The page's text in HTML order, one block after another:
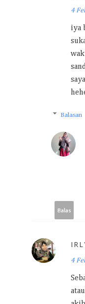
4
iya
Balasan
Balas
4